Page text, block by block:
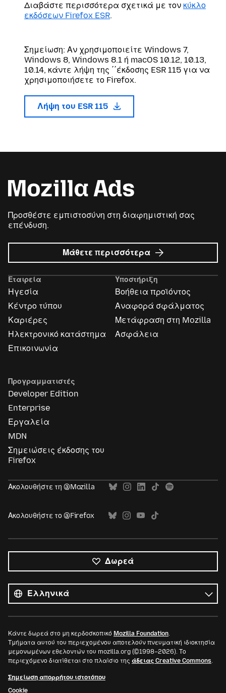
Διαβάστε περισσότερα σχετικά με τον κύκλο
εκδόσεων Firefox ESR.
Σημείωση: Αν χρησιμοποιείτε Windows 7,
Windows 8, Windows 8.1 ή macOS 10.12, 10.13,
10.14, κάντε λήψη της ΄΄έκδοσης ESR 115 για να
χρησιμοποιήσετε το Firefox.
Λήψη του ESR 115
Προσθέστε εμπιστοσύνη στη διαφημιστική σας
επένδυση.
Μάθετε περισσότερα σχετικά
με
Mozilla
Εταιρεία
Ηγεσία
Κέντρο τύπου
Καριέρες
Ηλεκτρονικό κατάστημα
Επικοινωνία
Υποστήριξη
Βοήθεια προϊόντος
Αναφορά σφάλματος
Μετάφραση στη Mozilla
Ασφάλεια
Προγραμματιστές
Developer Edition
Enterprise
Εργαλεία
MDN
Σημειώσεις έκδοσης του
Firefox
Ακολουθήστε τη @Mozilla
Ακολουθήστε το @Firefox
Δωρεά
οι
γλώσσες
Γλώσσα
Κάντε δωρεά στο μη κερδοσκοπικό Mozilla Foundation.
Τμήματα αυτού του περιεχομένου αποτελούν πνευματική ιδιοκτησία
μεμονωμένων εθελοντών του mozilla.org (©1998–2026). Το
περιεχόμενο διατίθεται στο πλαίσιο της άδειας Creative Commons.
Σημείωση απορρήτου ιστοτόπου
Cookie